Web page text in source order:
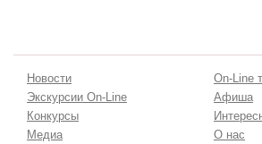
Новости
On-Line
Экскурсии On-Line
Афиша
Конкурсы
Медиа
О нас